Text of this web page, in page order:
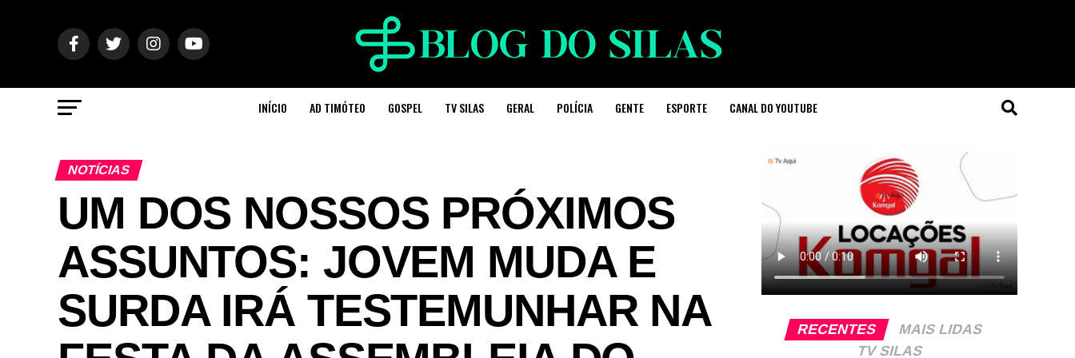
INÍCIO AD TIMÓTEO GOSPEL TV SILAS GERAL POLÍCIA GENTE ESPORTE CANAL DO YOUTUBE
NOTÍCIAS
UM DOS NOSSOS PRÓXIMOS
ASSUNTOS: JOVEM MUDA E
SURDA IRÁ TESTEMUNHAR NA
RECENTES
MAIS LIDAS
TV SILAS